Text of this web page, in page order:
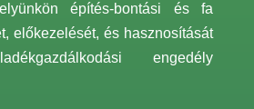
építés-bontási és fa
előkezelését, és hasznosítását
engedély